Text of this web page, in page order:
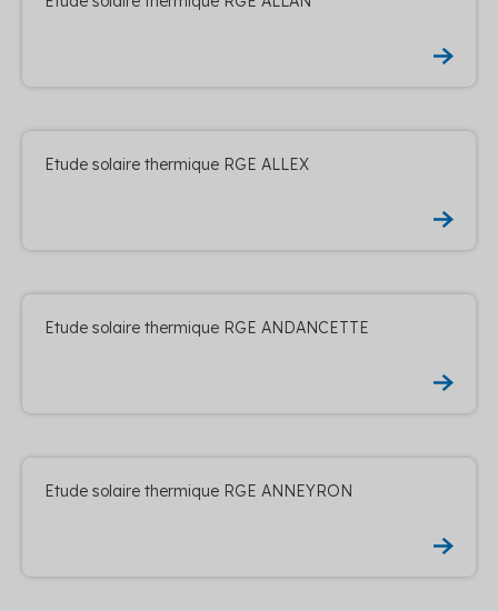
Etude solaire thermique RGE ALLEX
Etude solaire thermique RGE ANDANCETTE
Etude solaire thermique RGE ANNEYRON